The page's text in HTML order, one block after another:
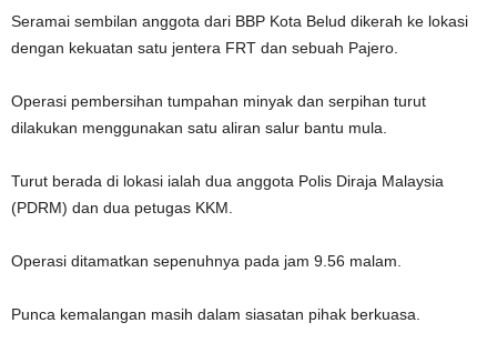
Seramai sembilan anggota dari BBP Kota Belud dikerah ke lokasi
dengan kekuatan satu jentera FRT dan sebuah Pajero.
Operasi pembersihan tumpahan minyak dan serpihan turut
dilakukan menggunakan satu aliran salur bantu mula.
Turut berada di lokasi ialah dua anggota Polis Diraja Malaysia
(PDRM) dan dua petugas KKM.
Operasi ditamatkan sepenuhnya pada jam 9.56 malam.
Punca kemalangan masih dalam siasatan pihak berkuasa.